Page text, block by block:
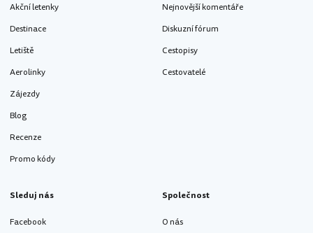
Akční letenky
Destinace
Letiště
Aerolinky
Zájezdy
Blog
Recenze
Promo kódy
Nejnovější komentáře
Diskuzní fórum
Cestopisy
Cestovatelé
Sleduj nás
Facebook
Společnost
O nás